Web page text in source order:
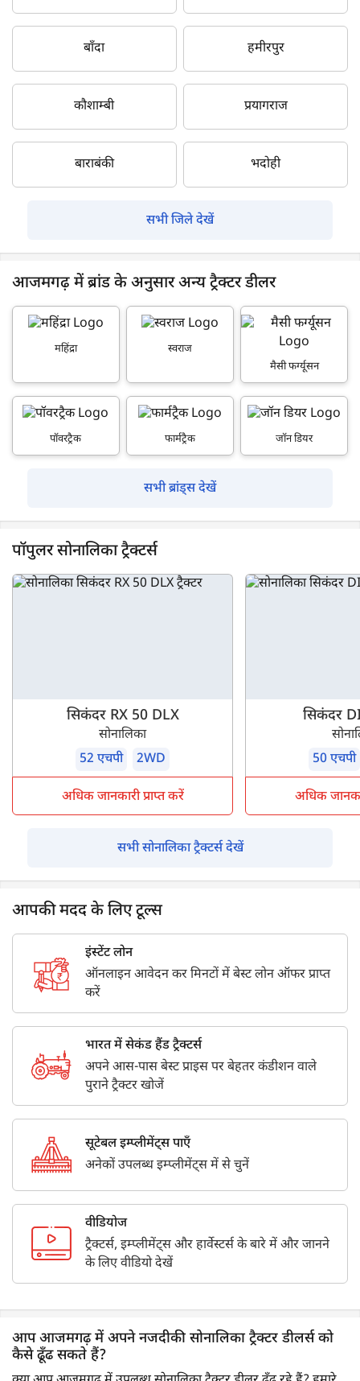
बाँदा हमीरपुर
कौशाम्बी प्रयागराज
बाराबंकी भदोही
सभी जिले देखें
आजमगढ़ में ब्रांड के अनुसार अन्य ट्रैक्टर डीलर
महिंद्रा
स्वराज
मैसी फर्ग्यूसन
पॉवरट्रैक फार्मट्रैक जॉन डियर
सभी ब्रांड्स देखें
पॉपुलर सोनालिका ट्रैक्टर्स
सिकंदर RX 50 DLX
सोनालिका
52 एचपी
2WD
अधिक जानकारी प्राप्त करें
सिकंदर
50 एचपी
अधिक
सभी सोनालिका ट्रैक्टर्स देखें
आपकी मदद के लिए टूल्स
इंस्टेंट लोन
ऑनलाइन आवेदन कर मिनटों में बेस्ट लोन ऑफर प्राप्त
करें
भारत में सेकंड हैंड ट्रैक्टर्स
अपने आस-पास बेस्ट प्राइस पर बेहतर कंडीशन वाले
पुराने ट्रैक्टर खोजें
सूटेबल इम्प्लीमेंट्स पाएँ
अनेकों उपलब्ध इम्प्लीमेंट्स में से चुनें
वीडियोज
ट्रैक्टर्स, इम्प्लीमेंट्स और हार्वेस्टर्स के बारे में और जानने
के लिए वीडियो देखें
आप आजमगढ़ में अपने नजदीकी सोनालिका ट्रैक्टर डीलर्स को
कैसे ढूँढ सकते हैं?